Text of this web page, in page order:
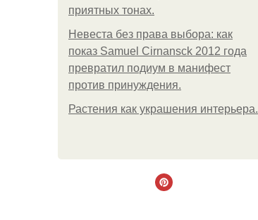
приятных тонах.
Невеста без права выбора: как
показ Samuel Cirnansck 2012 года
превратил подиум в манифест
против принуждения.
Растения как украшения интерьера.